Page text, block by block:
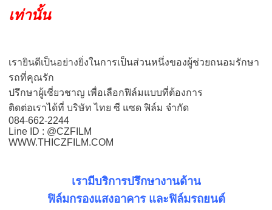
เท่านั้น
เรายินดีเป็นอย่างยิ่งในการเป็นส่วนหนึ่งของผู้ช่วยถนอมรักษา
รถที่คุณรัก
ปรึกษาผู้เชี่ยวชาญ เพื่อเลือกฟิล์มแบบที่ต้องการ
ติดต่อเราได้ที่บริษัท ไทย ซี แซด ฟิล์ม จำกัด
084-662-2244
Line ID : @CZFILM
WWW.THICZFILM.COM
เรามีบริการปรึกษางานด้าน
ฟิล์มกรองแสงอาคาร และฟิล์มรถยนต์